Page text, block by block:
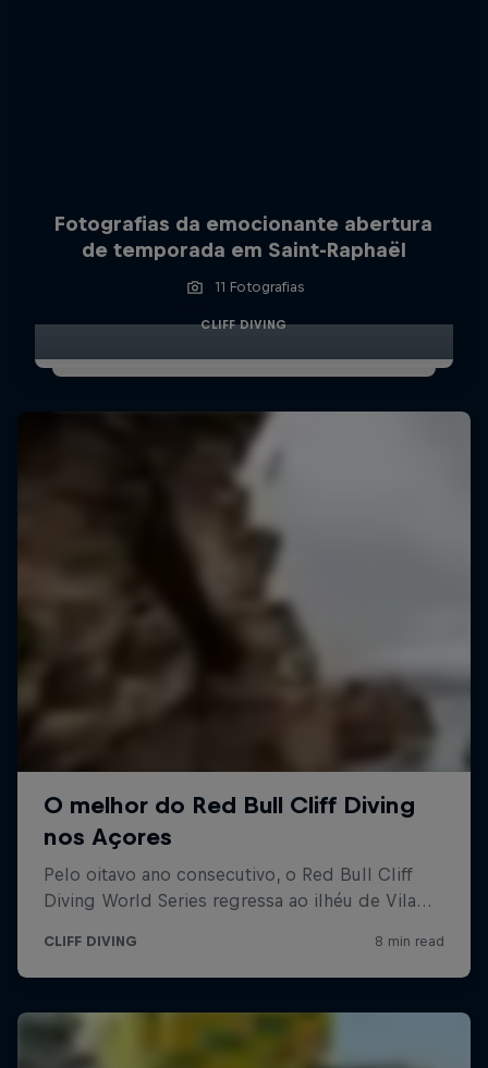
Fotografias da emocionante abertura
de temporada em Saint-Raphaël
11 Fotografias
CLIFF DIVING